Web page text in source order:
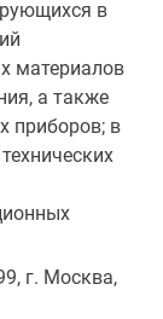
в
материалов
а также
приборов; в
г. Москва,